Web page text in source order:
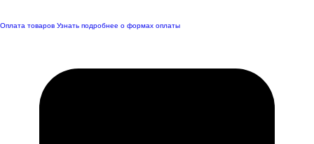
Оплата товаров Узнать подробнее о формах оплаты